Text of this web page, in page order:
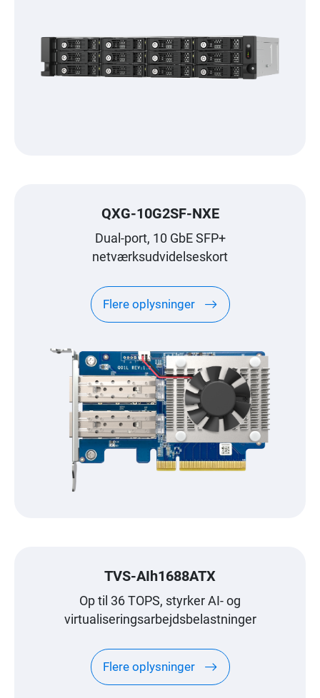
QXG-10G2SF-NXE
Dual-port, 10 GbE SFP+
netværksudvidelseskort
Flere oplysninger
TVS-AIh1688ATX
Op til 36 TOPS, styrker AI- og
virtualiseringsarbejdsbelastninger
Flere oplysninger